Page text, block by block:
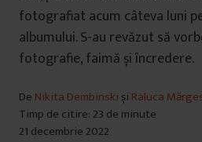
fotografiat acum câteva luni
albumului. S-au revăzut să
fotografie, faimă și încredere.
De Nikita Dembinski și Raluca
Timp de citire: 23 de minute
21 decembrie 2022